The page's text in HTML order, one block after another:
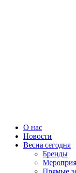
О нас
Новости
Весна сегодня
Бренды
Прямые